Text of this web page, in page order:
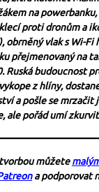
na
proti dronům a
obrněný vlak s Wi-Fi
přejmenovaný na
Ruská budoucnost
z hlíny,
a pošle se mrzačit
ale pořád umí
můžete
a podporovat